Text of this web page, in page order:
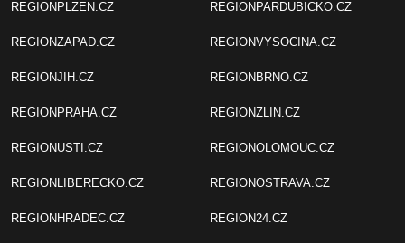
REGIONPLZEN.CZ
REGIONZAPAD.CZ
REGIONJIH.CZ
REGIONPRAHA.CZ
REGIONUSTI.CZ
REGIONLIBERECKO.CZ
REGIONHRADEC.CZ
REGIONPARDUBICKO.CZ
REGIONVYSOCINA.CZ
REGIONBRNO.CZ
REGIONZLIN.CZ
REGIONOLOMOUC.CZ
REGIONOSTRAVA.CZ
REGION24.CZ